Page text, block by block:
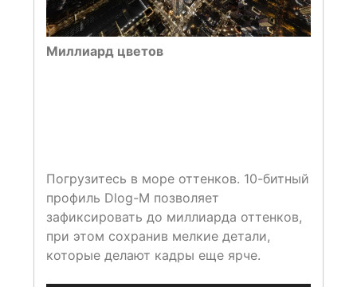
Миллиард цветов
Погрузитесь в море оттенков. 10-битный
профиль Dlog-M позволяет
зафиксировать до миллиарда оттенков,
при этом сохранив мелкие детали,
которые делают кадры еще ярче.